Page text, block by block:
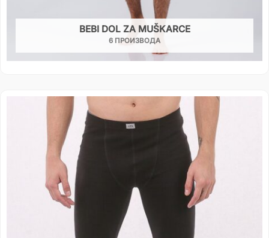
BEBI DOL ZA MUŠKARCE
6 ПРОИЗВОДА